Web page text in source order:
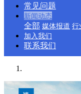
常见问题
新闻动态
全部 媒体报道 行
加入我们
联系我们